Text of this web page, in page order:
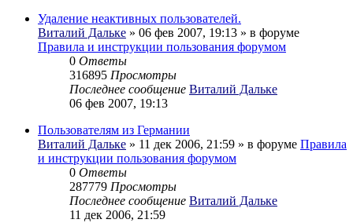
Удаление неактивных пользователей.
Виталий Дальке » 06 фев 2007, 19:13 » в форуме
Правила и инструкции пользования форумом
0 Ответы
316895 Просмотры
Последнее сообщение Виталий Дальке
06 фев 2007, 19:13
Пользователям из Германии
Виталий Дальке » 11 дек 2006, 21:59 » в форуме Правила
и инструкции пользования форумом
0 Ответы
287779 Просмотры
Последнее сообщение Виталий Дальке
11 дек 2006, 21:59